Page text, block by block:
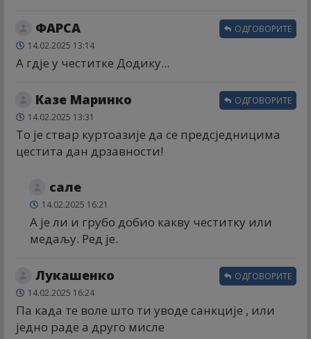
ФАРСА
14.02.2025 13:14
А гдје у честитке Додику...
ОДГОВОРИТЕ
Казе Маринко
14.02.2025 13:31
То је ствар куртоазије да се предсједницима
цестита дан дрзавности!
ОДГОВОРИТЕ
сале
14.02.2025 16:21
А је ли и грубо добио какву честитку или
медаљу. Ред је.
Лукашенко
14.02.2025 16:24
Па када те воле што ти уводе санкције , или
једно раде а друго мисле
ОДГОВОРИТЕ